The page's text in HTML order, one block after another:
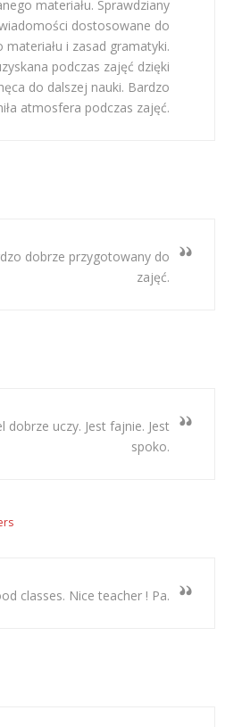
materiału. Sprawdziany
dostosowane do
materiału i zasad gramatyki.
podczas zajęć dzięki
do dalszej nauki. Bardzo
atmosfera podczas zajęć.
dobrze przygotowany do
zajęć.
dobrze uczy. Jest fajnie. Jest
spoko.
classes. Nice teacher ! Pa.